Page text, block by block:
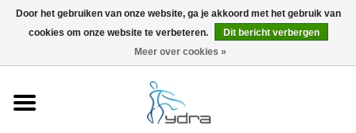
0 Artikelen - €0,00
Door het gebruiken van onze website, ga je akkoord met het gebruik van
cookies om onze website te verbeteren.
Dit bericht verbergen
Meer over cookies »